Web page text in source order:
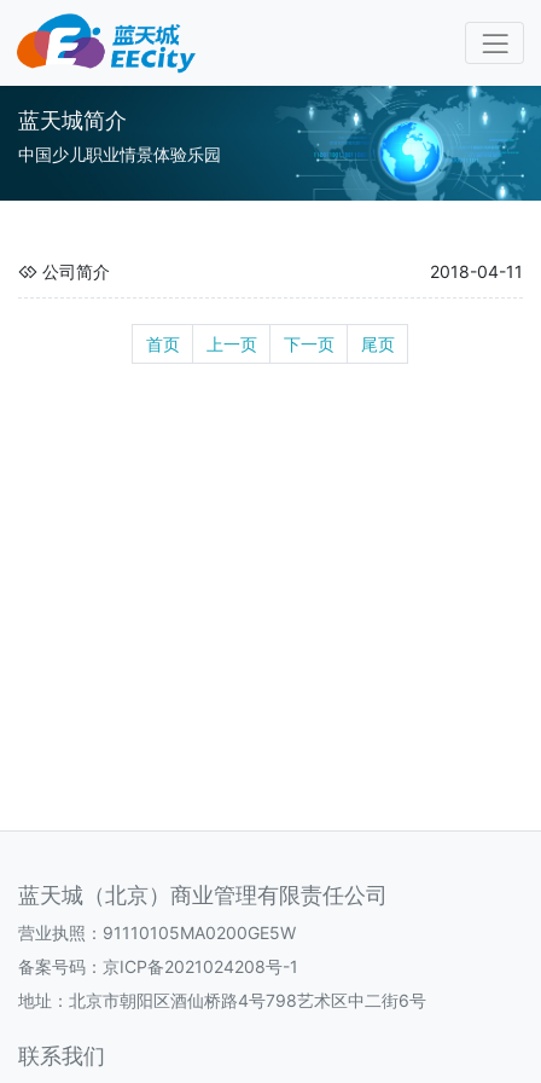
蓝天城简介
中国少儿职业情景体验乐园
公司简介 2018-04-11
首页 上一页 下一页 尾页
蓝天城（北京）商业管理有限责任公司
营业执照：91110105MA0200GE5W
备案号码： 京ICP备2021024208号-1
地址：北京市朝阳区酒仙桥路4号798艺术区中二街6号
联系我们